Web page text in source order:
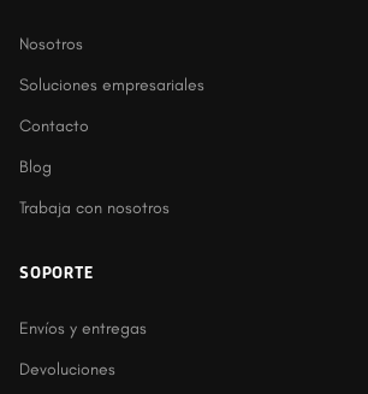
Nosotros
Soluciones empresariales
Contacto
Blog
Trabaja con nosotros
SOPORTE
Envíos y entregas
Devoluciones